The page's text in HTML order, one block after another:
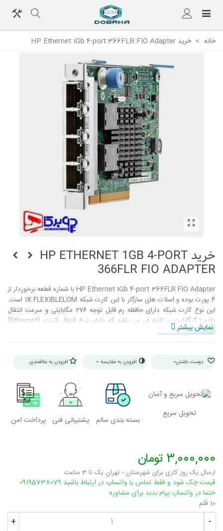
خانه > خرید HP Ethernet 1Gb 4-port 366FLR FIO Adapter
خرید HP ETHERNET 1GB 4-PORT
366FLR FIO ADAPTER
HP Ethernet 1Gb 4-port 366FLR FIO Adapter با شماره قطعه برخوردار از
4 پورت بوده و اسلات های سازگار با این کارت شبکه 1X FLEXIBLELOM است.
این نوع کارت شبکه دارای حافظه رم قابل توجه 276 مگابایتی و سرعت انتقال
داده 1 گیگابایت بر ثانیه ای می باشد که دارای نرخ انتقال اترنت (Ethernet)
کاملا ایده آل برای محاسبات با کارایی بالا، خوشه بندی پایگاه داده و سایر موارد
نمایش بیشتر
دوست داشتن0 افزودن به مقایسه 0 افزودن به علاقمندی
تحویل سریع
بسته بندی سالم پشتیبانی فنی پرداخت امن
3,000,000 تومان
ارسال یک روز کاری برای شهرستان - تهران یک تا 3 ساعت
قیمت چک شود و فقط تماس یا واتساپ در ارتباط باشید 09195738079
حتما در واتساپ پیام بدبد برای مشاوره
10 قلم
-
+